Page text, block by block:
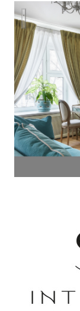
Квартира в